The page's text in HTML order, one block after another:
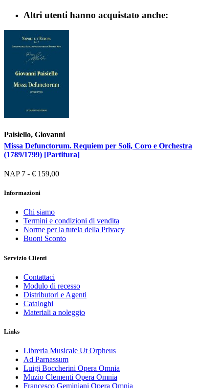
Altri utenti hanno acquistato anche:
Paisiello, Giovanni
Missa Defunctorum. Requiem per Soli, Coro e Orchestra
(1789/1799) [Partitura]
NAP 7 - € 159,00
Informazioni
Chi siamo
Termini e condizioni di vendita
Norme per la tutela della Privacy
Buoni Sconto
Servizio Clienti
Contattaci
Modulo di recesso
Distributori e Agenti
Cataloghi
Materiali a noleggio
Links
Libreria Musicale Ut Orpheus
Ad Parnassum
Luigi Boccherini Opera Omnia
Muzio Clementi Opera Omnia
Francesco Geminiani Opera Omnia